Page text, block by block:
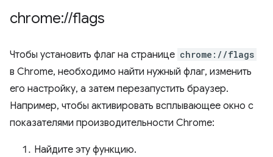
chrome://flags
Чтобы установить флаг на странице chrome://flags
в Chrome, необходимо найти нужный флаг, изменить
его настройку, а затем перезапустить браузер.
Например, чтобы активировать всплывающее окно с
показателями производительности Chrome:
Найдите эту функцию.